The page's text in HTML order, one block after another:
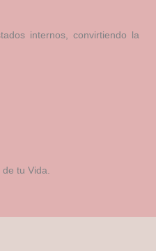
internos, convirtiendo la
tu Vida.